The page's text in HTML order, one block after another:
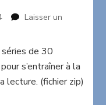
Laisser un
de 30
s’entraîner à la
lecture. (fichier zip)